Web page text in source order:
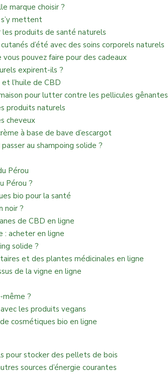
marque choisir ?
mettent
produits de santé naturels
d’été avec des soins corporels naturels
pouvez faire pour des cadeaux
expirent-ils ?
l’huile de CBD
pour lutter contre les pellicules gênantes
produits naturels
cheveux
à base de bave d’escargot
au shampoing solide ?
Pérou
Pérou ?
bio pour la santé
noir ?
de CBD en ligne
: acheter en ligne
solide ?
et des plantes médicinales en ligne
de la vigne en ligne
même ?
les produits vegans
cosmétiques bio en ligne
pour stocker des pellets de bois
sources d’énergie courantes